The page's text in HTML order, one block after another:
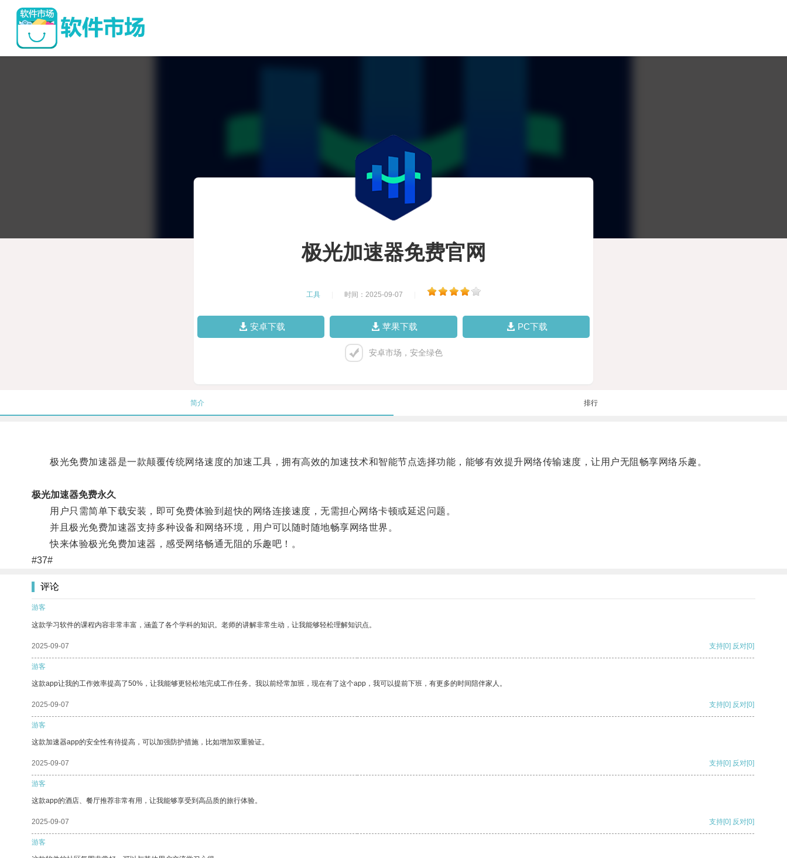
极光加速器免费官网
工具 时间：2025-09-07
安卓下载 苹果下载 PC下载
安卓市场，安全绿色
简介 排行
极光免费加速器是一款颠覆传统网络速度的加速工具，拥有高效的加速技术和智能节点选择功能，能够有效提升网络传输速度，让用户无阻畅享网络乐趣。
极光加速器免费永久
用户只需简单下载安装，即可免费体验到超快的网络连接速度，无需担心网络卡顿或延迟问题。
并且极光免费加速器支持多种设备和网络环境，用户可以随时随地畅享网络世界。
快来体验极光免费加速器，感受网络畅通无阻的乐趣吧！。
#37#
评论
游客
这款学习软件的课程内容非常丰富，涵盖了各个学科的知识。老师的讲解非常生动，让我能够轻松理解知识点。
2025-09-07 支持[0] 反对[0]
游客
这款app让我的工作效率提高了50%，让我能够更轻松地完成工作任务。我以前经常加班，现在有了这个app，我可以提前下班，有更多的时间陪伴家人。
2025-09-07 支持[0] 反对[0]
游客
这款加速器app的安全性有待提高，可以加强防护措施，比如增加双重验证。
2025-09-07 支持[0] 反对[0]
游客
这款app的酒店、餐厅推荐非常有用，让我能够享受到高品质的旅行体验。
2025-09-07 支持[0] 反对[0]
游客